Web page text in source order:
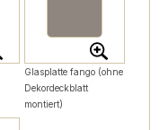
Glasplatte fango (ohne
Dekordeckblatt
montiert)